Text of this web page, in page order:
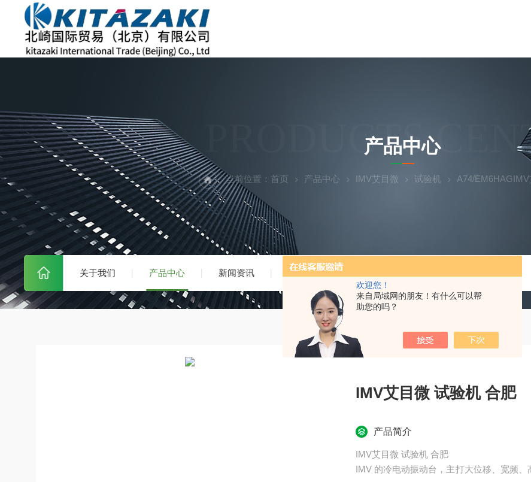
欢迎您！
来自局域网的朋友！有什么可以帮
助您的吗？
关于我们 产品中心 新闻资讯 技术文章
PRODUCTS
产品中心
当前位置： 首页 产品中心 IMV艾目微 试验机 A74/
IMV艾目微 试验机 合肥
产品简介
IMV艾目微 试验机 合肥
IMV 的冷电动振动台，主打大位移、宽频